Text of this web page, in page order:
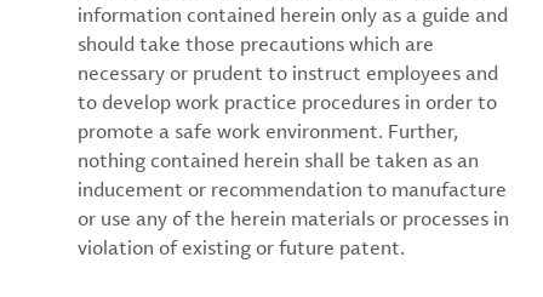
information contained herein only as a guide and
should take those precautions which are
necessary or prudent to instruct employees and
to develop work practice procedures in order to
promote a safe work environment. Further,
nothing contained herein shall be taken as an
inducement or recommendation to manufacture
or use any of the herein materials or processes in
violation of existing or future patent.